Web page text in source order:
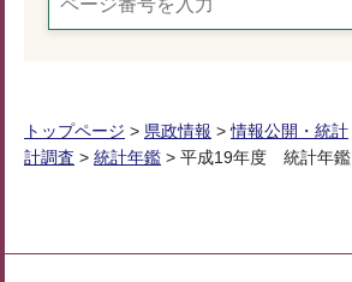
トップページ > 県政情報 >情報公開・統計
計調査 > 統計年鑑 > 平成19年度 統計年鑑